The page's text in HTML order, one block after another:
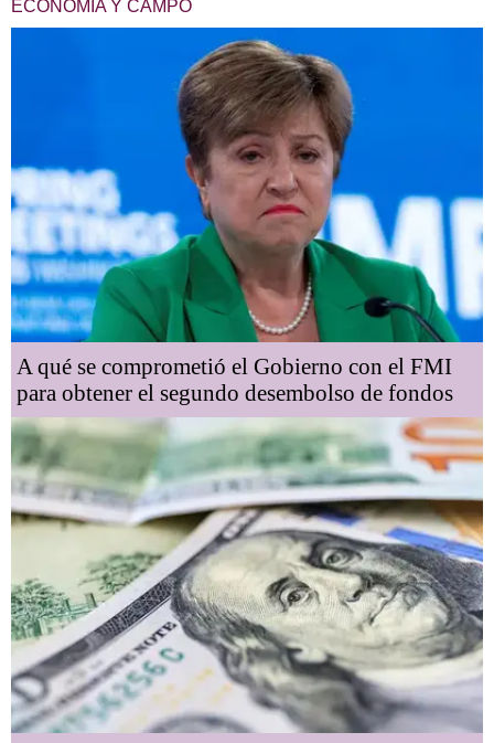
ECONOMÍA Y CAMPO
A qué se comprometió el Gobierno con el FMI
para obtener el segundo desembolso de fondos